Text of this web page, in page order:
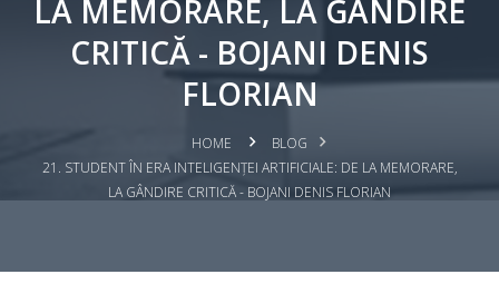
LA MEMORARE, LA GÂNDIRE
CRITICĂ - BOJANI DENIS
FLORIAN
HOME
BLOG
21. STUDENT ÎN ERA INTELIGENȚEI ARTIFICIALE: DE LA MEMORARE,
LA GÂNDIRE CRITICĂ - BOJANI DENIS FLORIAN